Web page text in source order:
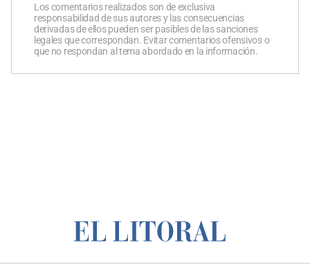
Los comentarios realizados son de exclusiva
responsabilidad de sus autores y las consecuencias
derivadas de ellos pueden ser pasibles de las sanciones
legales que correspondan. Evitar comentarios ofensivos o
que no respondan al tema abordado en la información.